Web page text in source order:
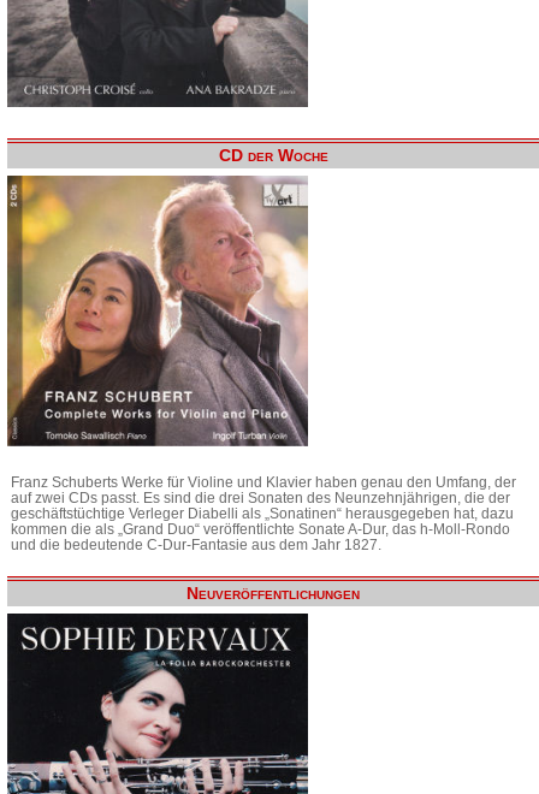
CD der Woche
Franz Schuberts Werke für Violine und Klavier haben genau den Umfang, der
auf zwei CDs passt. Es sind die drei Sonaten des Neunzehnjährigen, die der
geschäftstüchtige Verleger Diabelli als „Sonatinen“ herausgegeben hat, dazu
kommen die als „Grand Duo“ veröffentlichte Sonate A-Dur, das h-Moll-Rondo
und die bedeutende C-Dur-Fantasie aus dem Jahr 1827.
Neuveröffentlichungen